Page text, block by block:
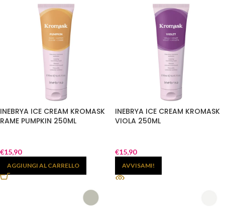
INEBRYA ICE CREAM KROMASK
RAME PUMPKIN 250ML
€15,90
AGGIUNGI AL CARRELLO
INEBRYA ICE CREAM KROMASK
VIOLA 250ML
€15,90
AVVISAMI!